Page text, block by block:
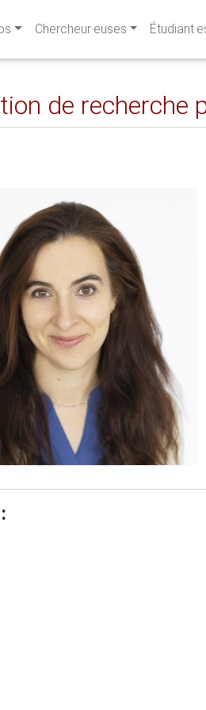
Chercheur·euses
de recherche